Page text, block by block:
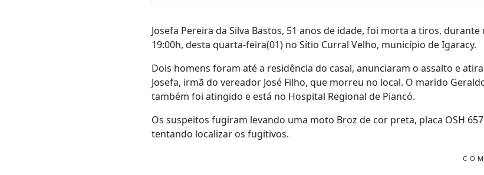
Josefa Pereira da Silva Bastos, 51 anos de idade, foi morta a tiros,
19:00h, desta quarta-feira(01) no Sítio Curral Velho, município de Igaracy.
Dois homens foram até a residência do casal, anunciaram o assalto e
Josefa, irmã do vereador José Filho, que morreu no local. O marido
também foi atingido e está no Hospital Regional de Piancó.
Os suspeitos fugiram levando uma moto Broz de cor preta, placa OSH
tentando localizar os fugitivos.